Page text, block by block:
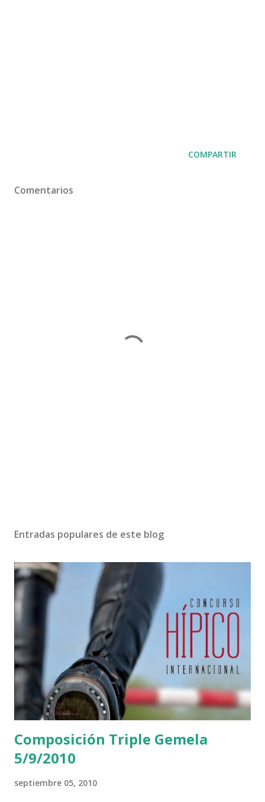
COMPARTIR
Comentarios
Entradas populares de este blog
Composición Triple Gemela
5/9/2010
septiembre 05, 2010